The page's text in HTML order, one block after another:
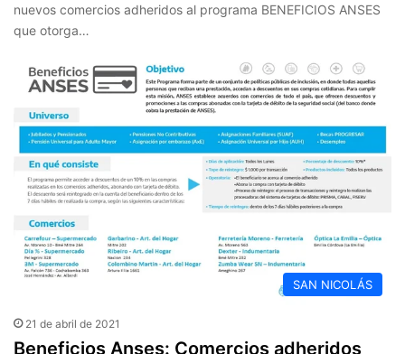
nuevos comercios adheridos al programa BENEFICIOS ANSES
que otorga…
SAN NICOLÁS
21 de abril de 2021
Beneficios Anses: Comercios adheridos